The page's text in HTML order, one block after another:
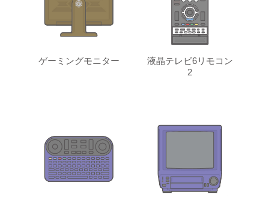
ゲーミングモニター
液晶テレビ6リモコン
2